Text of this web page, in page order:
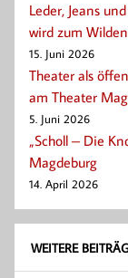
Leder, Jeans
wird zum
15. Juni 2026
Theater als
am Theater
5. Juni 2026
„Scholl – Die
Magdeburg
14. April 2026
WEITERE